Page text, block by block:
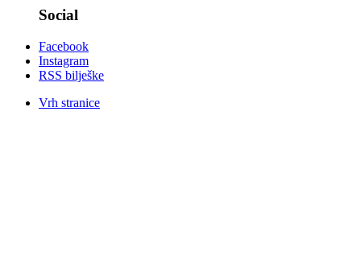
Social
Facebook
Instagram
RSS bilješke
Vrh stranice